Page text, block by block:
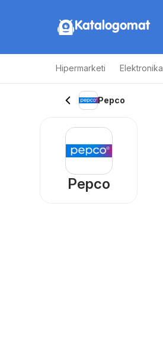
Katalogomat
Hipermarketi Elektronika
Pepco
Pepco